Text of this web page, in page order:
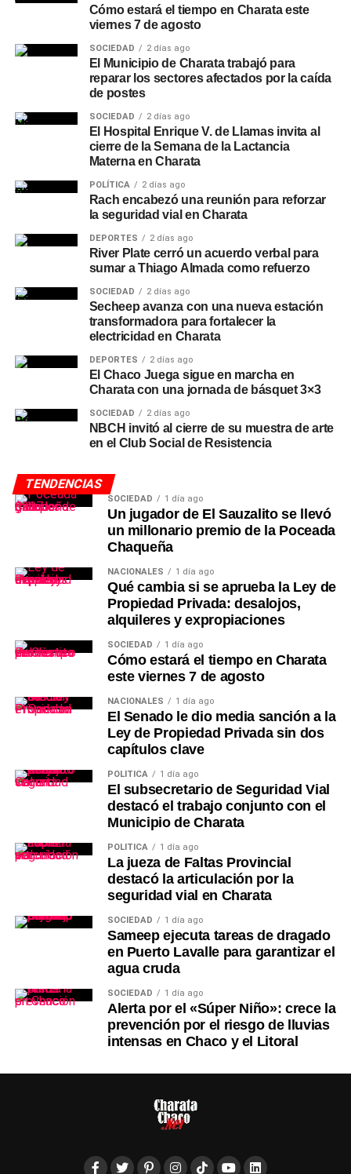
Cómo estará el tiempo en Charata este
viernes 7 de agosto
SOCIEDAD 2 días ago
El Municipio de Charata trabajó para
reparar los sectores afectados por la caída
de postes
SOCIEDAD 2 días ago
El Hospital Enrique V. de Llamas invita al
cierre de la Semana de la Lactancia
Materna en Charata
POLÍTICA 2 días ago
Rach encabezó una reunión para reforzar
la seguridad vial en Charata
DEPORTES 2 días ago
River Plate cerró un acuerdo verbal para
sumar a Thiago Almada como refuerzo
SOCIEDAD 2 días ago
Secheep avanza con una nueva estación
transformadora para fortalecer la
electricidad en Charata
DEPORTES 2 días ago
El Chaco Juega sigue en marcha en
Charata con una jornada de básquet 3×3
SOCIEDAD 2 días ago
NBCH invitó al cierre de su muestra de arte
en el Club Social de Resistencia
TENDENCIAS
SOCIEDAD 1 día ago
Un jugador de El Sauzalito se llevó
un millonario premio de la Poceada
Chaqueña
NACIONALES 1 día ago
Qué cambia si se aprueba la Ley de
Propiedad Privada: desalojos,
alquileres y expropiaciones
SOCIEDAD 1 día ago
Cómo estará el tiempo en Charata
este viernes 7 de agosto
NACIONALES 1 día ago
El Senado le dio media sanción a la
Ley de Propiedad Privada sin dos
capítulos clave
POLÍTICA 1 día ago
El subsecretario de Seguridad Vial
destacó el trabajo conjunto con el
Municipio de Charata
POLÍTICA 1 día ago
La jueza de Faltas Provincial
destacó la articulación por la
seguridad vial en Charata
SOCIEDAD 1 día ago
Sameep ejecuta tareas de dragado
en Puerto Lavalle para garantizar el
agua cruda
SOCIEDAD 1 día ago
Alerta por el «Súper Niño»: crece la
prevención por el riesgo de lluvias
intensas en Chaco y el Litoral